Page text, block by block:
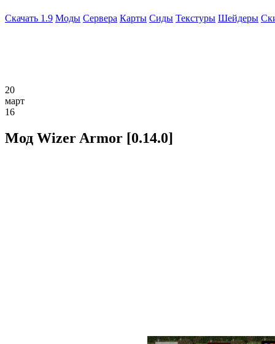
Скачать 1.9 Моды Сервера Карты Сиды Текстуры Шейдеры
20
март
16
Мод Wizer Armor [0.14.0]